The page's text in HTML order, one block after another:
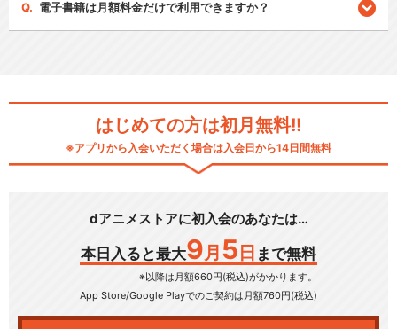
電子書籍は月額料金だけで利用できますか？
はじめての方は初月無料!!
※アプリから入会いただく場合は入会日から14日間無料
dアニメストアに初入会のあなたは…
本日入ると最大9 月 5 日 まで無料
※以降は月額660円(税込)がかかります。
App Store/Google Playでのご契約は月額760円(税込)